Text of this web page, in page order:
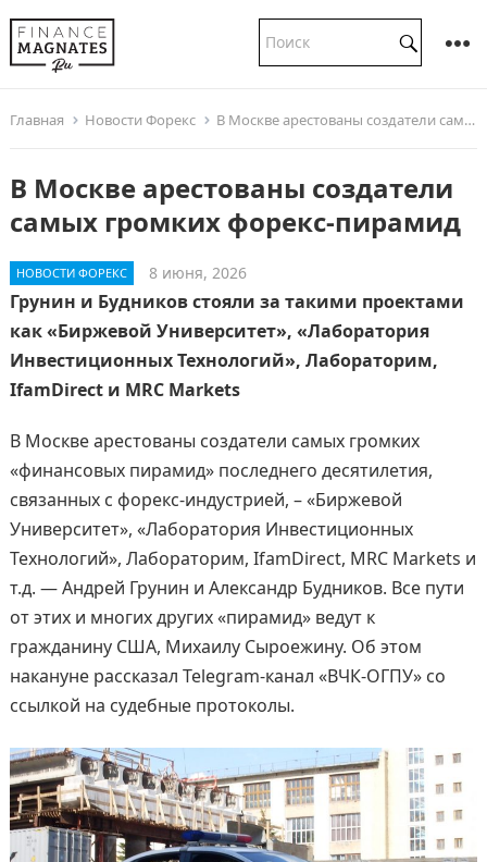
Главная Новости Форекс В Москве арестованы создатели самых громких форекс-пирамид
В Москве арестованы создатели
самых громких форекс-пирамид
НОВОСТИ ФОРЕКС 8 июня, 2026
Грунин и Будников стояли за такими проектами
как «Биржевой Университет», «Лаборатория
Инвестиционных Технологий», Лабораторим,
IfamDirect и MRC Markets
В Москве арестованы создатели самых громких
«финансовых пирамид» последнего десятилетия,
связанных с форекс-индустрией, – «Биржевой
Университет», «Лаборатория Инвестиционных
Технологий», Лабораторим, IfamDirect, MRC Markets и
т.д. — Андрей Грунин и Александр Будников. Все пути
от этих и многих других «пирамид» ведут к
гражданину США, Михаилу Сыроежину. Об этом
накануне рассказал Telegram-канал «ВЧК-ОГПУ» со
ссылкой на судебные протоколы.